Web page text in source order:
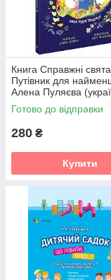
Книга Справжні свята.
Путівник для
Алена Пуляєва
Готово до відправки
280 ₴
Купити